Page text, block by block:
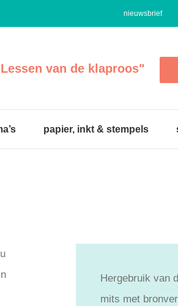
nieuwsbrief
van de klaproos"
papier, inkt & stempels
Hergebruik van
mits met